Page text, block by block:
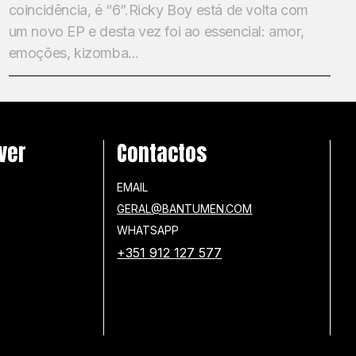
coincidência, é “6”.Ricky Boy está de volta com
um novo EP e desta vez foi ao essencial: amor,
emoções, kizomba...
Contactos
EMAIL
GERAL@BANTUMEN.COM
WHATSAPP
+351 912 127 577